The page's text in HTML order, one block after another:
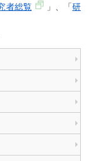
者総覧 」、「研